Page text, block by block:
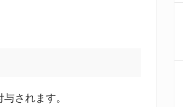
されます。